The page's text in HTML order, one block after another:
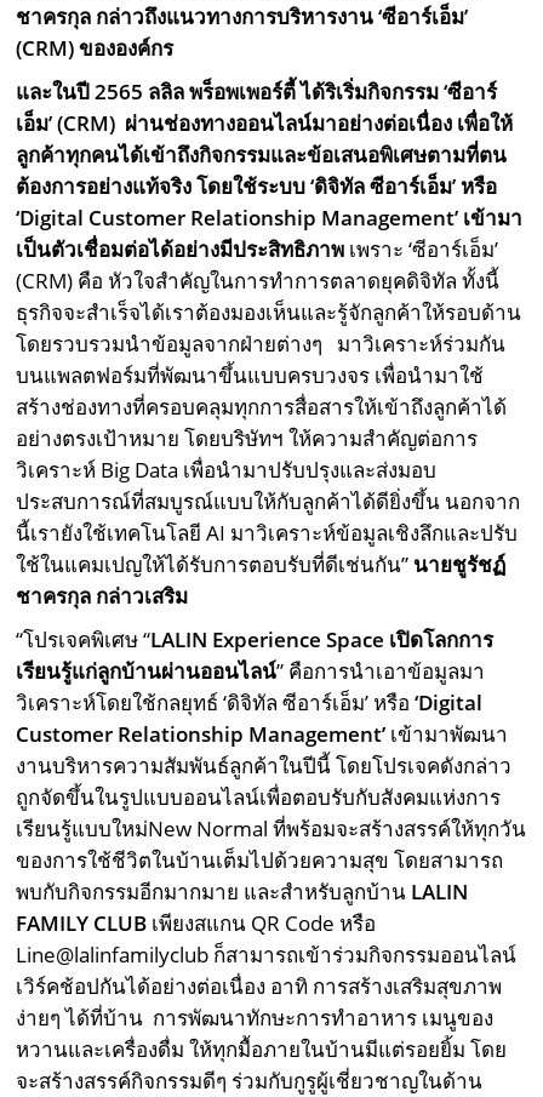
ชาครกุล กล่าวถึงแนวทางการบริหารงาน‘ซีอาร์เอ็ม’
(CRM) ขององค์กร
และในปี2565 ลลิล พร็อพเพอร์ตี้ ได้ริเริ่มกิจกรรม ‘ซีอาร์
เอ็ม’ (CRM) ผ่านช่องทางออนไลน์มาอย่างต่อเนื่อง เพื่อให้
ลูกค้าทุกคนได้เข้าถึงกิจกรรมและข้อเสนอพิเศษตามที่ตน
ต้องการอย่างแท้จริง โดยใช้ระบบ ‘ดิจิทัล ซีอาร์เอ็ม’ หรือ
‘Digital Customer Relationship Management’ เข้ามา
เป็นตัวเชื่อมต่อได้อย่างมีประสิทธิภาพ เพราะ ‘ซีอาร์เอ็ม’
(CRM) คือ หัวใจสำคัญในการทำการตลาดยุคดิจิทัล ทั้งนี้
ธุรกิจจะสำเร็จได้เราต้องมองเห็นและรู้จักลูกค้าให้รอบด้าน
โดยรวบรวมนำข้อมูลจากฝ่ายต่างๆ มาวิเคราะห์ร่วมกัน
บนแพลตฟอร์มที่พัฒนาขึ้นแบบครบวงจร เพื่อนำมาใช้
สร้างช่องทางที่ครอบคลุมทุกการสื่อสารให้เข้าถึงลูกค้าได้
อย่างตรงเป้าหมาย โดยบริษัทฯ ให้ความสำคัญต่อการ
วิเคราะห์ Big Data เพื่อนำมาปรับปรุงและส่งมอบ
ประสบการณ์ที่สมบูรณ์แบบให้กับลูกค้าได้ดียิ่งขึ้น นอกจาก
นี้เรายังใช้เทคโนโลยี AI มาวิเคราะห์ข้อมูลเชิงลึกและปรับ
ใช้ในแคมเปญให้ได้รับการตอบรับที่ดีเช่นกัน” นายชูรัชฏ์
ชาครกุล กล่าวเสริม
“โปรเจคพิเศษ “LALIN Experience Space เปิดโลกการ
เรียนรู้แก่ลูกบ้านผ่านออนไลน์” คือการนำเอาข้อมูลมา
วิเคราะห์โดยใช้กลยุทธ์ ‘ดิจิทัล ซีอาร์เอ็ม’ หรือ‘Digital
Customer Relationship Management’ เข้ามาพัฒนา
งานบริหารความสัมพันธ์ลูกค้าในปีนี้ โดยโปรเจคดังกล่าว
ถูกจัดขึ้นในรูปแบบออนไลน์เพื่อตอบรับกับสังคมแห่งการ
เรียนรู้แบบใหม่New Normal ที่พร้อมจะสร้างสรรค์ให้ทุกวัน
ของการใช้ชีวิตในบ้านเต็มไปด้วยความสุข โดยสามารถ
พบกับกิจกรรมอีกมากมาย และสำหรับลูกบ้าน LALIN
FAMILY CLUB เพียงสแกน QR Code หรือ
Line@lalinfamilyclub ก็สามารถเข้าร่วมกิจกรรมออนไลน์
เวิร์คช้อปกันได้อย่างต่อเนื่อง อาทิ การสร้างเสริมสุขภาพ
ง่ายๆ ได้ที่บ้าน การพัฒนาทักษะการทำอาหาร เมนูของ
หวานและเครื่องดื่ม ให้ทุกมื้อภายในบ้านมีแต่รอยยิ้ม โดย
จะสร้างสรรค์กิจกรรมดีๆ ร่วมกับกูรูผู้เชี่ยวชาญในด้าน